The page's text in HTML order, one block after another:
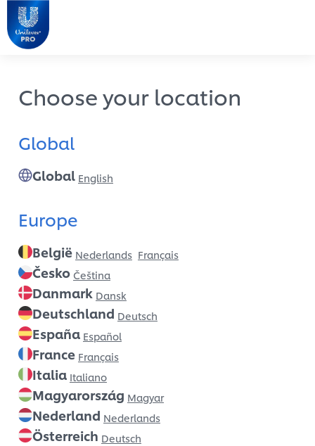
Choose your location
Global
Global English
Europe
België Nederlands Français
Česko Čeština
Danmark Dansk
Deutschland Deutsch
España Español
France Français
Italia Italiano
Magyarország Magyar
Nederland Nederlands
Österreich Deutsch